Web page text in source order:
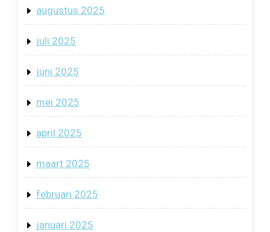
augustus 2025
juli 2025
juni 2025
mei 2025
april 2025
maart 2025
februari 2025
januari 2025